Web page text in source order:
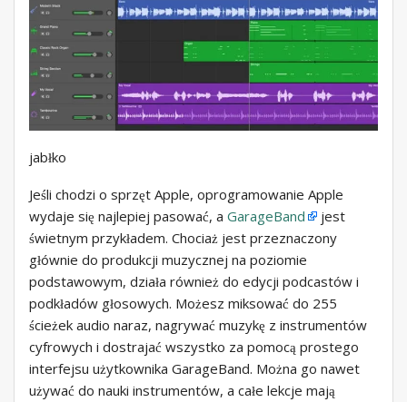
jabłko
Jeśli chodzi o sprzęt Apple, oprogramowanie Apple
wydaje się najlepiej pasować, a GarageBand
jest
świetnym przykładem. Chociaż jest przeznaczony
głównie do produkcji muzycznej na poziomie
podstawowym, działa również do edycji podcastów i
podkładów głosowych. Możesz miksować do 255
ścieżek audio naraz, nagrywać muzykę z instrumentów
cyfrowych i dostrajać wszystko za pomocą prostego
interfejsu użytkownika GarageBand. Można go nawet
używać do nauki instrumentów, a całe lekcje mają